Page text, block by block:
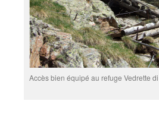
Accès bien équipé au refuge Vedrette